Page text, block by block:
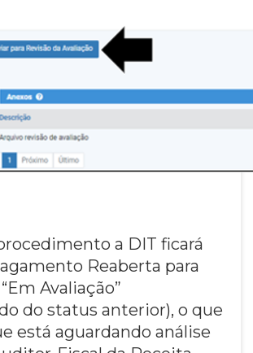
a DIT ficará
Reaberta para
Avaliação”
do status anterior), o que
está aguardando análise